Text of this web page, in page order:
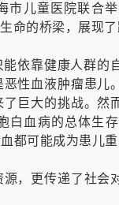
市儿童医院联合
命的桥梁，展现
依靠健康人群的
性血液肿瘤患
巨大的挑战。
血病的总体生
都可能成为患儿
，更传递了社